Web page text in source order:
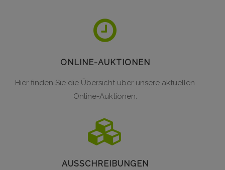
ONLINE-AUKTIONEN
Hier finden Sie die Übersicht über unsere aktuellen
Online-Auktionen.
AUSSCHREIBUNGEN